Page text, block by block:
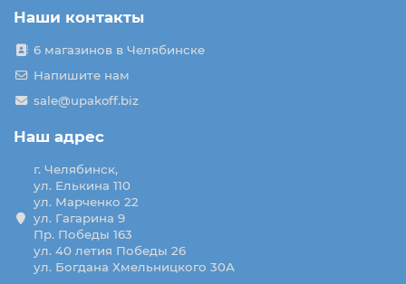
Наши контакты
6 магазинов в Челябинске
Напишите нам
sale@upakoff.biz
Наш адрес
г. Челябинск,
ул. Елькина 110
ул. Марченко 22
ул. Гагарина 9
Пр. Победы 163
ул. 40 летия Победы 26
ул. Богдана Хмельницкого 30А